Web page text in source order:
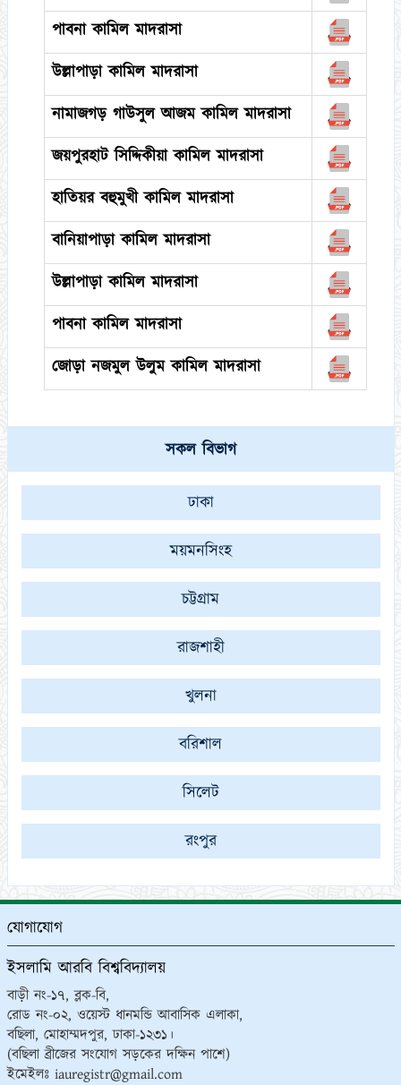
পাবনা কামিল মাদরাসা
উল্লাপাড়া কামিল মাদরাসা
নামাজগড় গাউসুল আজম কামিল মাদরাসা
জয়পুরহাট সিদ্দিকীয়া কামিল মাদরাসা
হাতিয়র বহুমুখী কামিল মাদরাসা
বানিয়াপাড়া কামিল মাদরাসা
উল্লাপাড়া কামিল মাদরাসা
পাবনা কামিল মাদরাসা
জোড়া নজমুল উলুম কামিল মাদরাসা
সকল বিভাগ
ঢাকা
ময়মনসিংহ
চট্টগ্রাম
রাজশাহী
খুলনা
বরিশাল
সিলেট
রংপুর
যোগাযোগ
ইসলামি আরবি বিশ্ববিদ্যালয়
বাড়ী নং-১৭, ব্লক-বি,
রোড নং-০২, ওয়েস্ট ধানমন্ডি আবাসিক এলাকা,
বছিলা, মোহাম্মদপুর, ঢাকা-১২৩১।
(বছিলা ব্রীজের সংযোগ সড়কের দক্ষিন পাশে)
ইমেইলঃ iauregistr@gmail.com